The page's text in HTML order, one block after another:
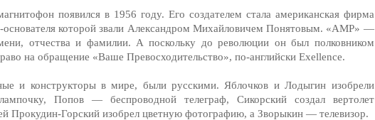
появился в 1956 году. Его создателем стала американская фирма
основателя которой звали Александром Михайловичем Понятовым. «АМР» —
отчества и фамилии. А поскольку до революции он был полковником
на обращение «Ваше Превосходительство», по-английски Exellence.
и конструкторы в мире, были русскими. Яблочков и Лодыгин изобрели
Попов — беспроводной телеграф, Сикорский создал вертолет
Прокудин-Горский изобрел цветную фотографию, а Зворыкин — телевизор.